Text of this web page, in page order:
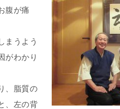
腹が痛
まうよう
がわかり
、脂質の
、左の背